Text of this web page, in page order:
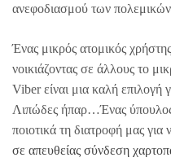
ανεφοδιασμού των
Ένας μικρός ατομικός
νοικιάζοντας σε άλλους το
Viber είναι μια καλή
Λιπώδες ήπαρ…Ένας
ποιοτικά τη διατροφή μας για
σε απευθείας σύνδεση